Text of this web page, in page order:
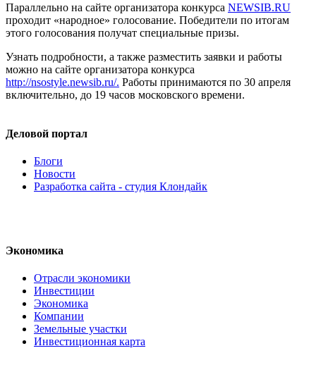
Параллельно на сайте организатора конкурса NEWSIB.RU
проходит «народное» голосование. Победители по итогам
этого голосования получат специальные призы.
Узнать подробности, а также разместить заявки и работы
можно на сайте организатора конкурса
http://nsostyle.newsib.ru/. Работы принимаются по 30 апреля
включительно, до 19 часов московского времени.
Деловой портал
Блоги
Новости
Разработка сайта - студия Клондайк
Экономика
Отрасли экономики
Инвестиции
Экономика
Компании
Земельные участки
Инвестиционная карта